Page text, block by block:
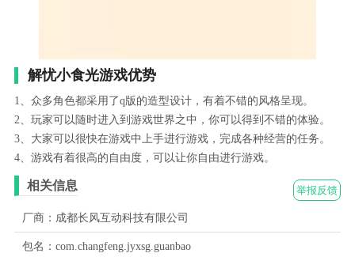
解忧小食光游戏优势
1、众多角色都采用了q版的造型设计，有着不错的风格呈现。
2、玩家可以随时进入到游戏世界之中，你可以得到不错的体验。
3、大家可以很快在游戏中上手进行游戏，完成各种经营的任务。
4、游戏有着很高的自由度，可以让你自由进行游戏。
举报反馈
相关信息
厂商：成都长风互动科技有限公司
包名：com.changfeng.jyxsg.guanbao